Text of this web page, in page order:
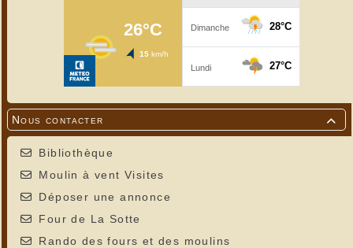

Nous contacter
Bibliothèque
Moulin à vent Visites
Déposer une annonce
Four de La Sotte
Rando des fours et des moulins